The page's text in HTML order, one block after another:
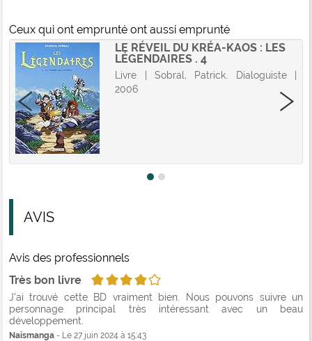
Ceux qui ont emprunté ont aussi emprunté
LE RÉVEIL DU KRÉA-KAOS : LES
LÉGENDAIRES . 4
Livre | Sobral, Patrick. Dialoguiste |
2006
AVIS
Avis des professionnels
Très bon livre
4/5
J'ai trouvé cette BD vraiment bien. Nous pouvons suivre un
personnage principal très intéressant avec un beau
développement.
Naismanga - Le 27 juin 2024 à 15:43